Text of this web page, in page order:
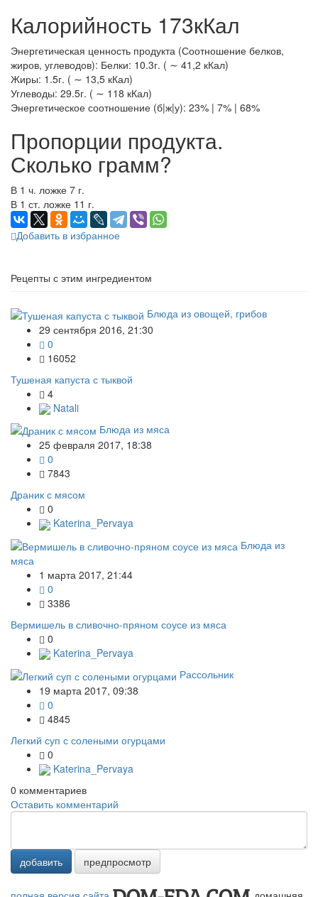
Калорийность 173кКал
Энергетическая ценность продукта (Соотношение белков,
жиров, углеводов): Белки: 10.3г. ( ∼ 41,2 кКал)
Жиры: 1.5г. ( ∼ 13,5 кКал)
Углеводы: 29.5г. ( ∼ 118 кКал)
Энергетическое соотношение (б|ж|у): 23% | 7% | 68%
Пропорции продукта.
Сколько грамм?
В 1 ч. ложке 7 г.
В 1 ст. ложке 11 г.
Добавить в избранное
Рецепты с этим ингредиентом
Блюда из овощей, грибов
29 сентября 2016, 21:30
0
16052
Тушеная капуста с тыквой
4
Natali
Блюда из мяса
25 февраля 2017, 18:38
0
7843
Драник с мясом
0
Katerina_Pervaya
Блюда из
мяса
1 марта 2017, 21:44
0
3386
Вермишель в сливочно-пряном соусе из мяса
0
Katerina_Pervaya
Рассольник
19 марта 2017, 09:38
0
4845
Легкий суп с солеными огурцами
0
Katerina_Pervaya
0 комментариев
Оставить комментарий
добавить предпросмотр